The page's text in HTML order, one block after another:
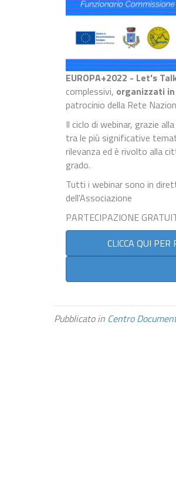
EUROPA+2022 - Let's
complessivi, organizzati in
patrocinio della Rete
Il ciclo di webinar, grazie
tra le più significative
rilevanza ed è rivolto alla
grado.
Tutti i webinar sono in
dell'Associazione
PARTECIPAZIONE
CLICCA QUI
Pubblicato in Centro